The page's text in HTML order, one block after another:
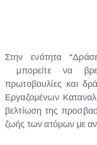
Στην ενότητα
μπορείτε να
πρωτοβουλίες και
Εργαζομένων
βελτίωση της
ζωής των ατόμων με